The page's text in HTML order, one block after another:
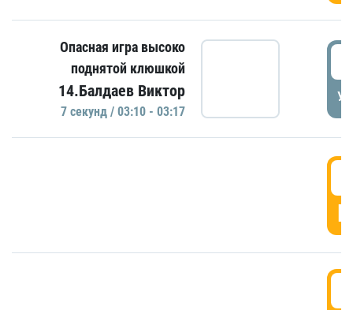
Опасная игра высоко
поднятой клюшкой
14.Балдаев Виктор
7 секунд / 03:10 - 03:17